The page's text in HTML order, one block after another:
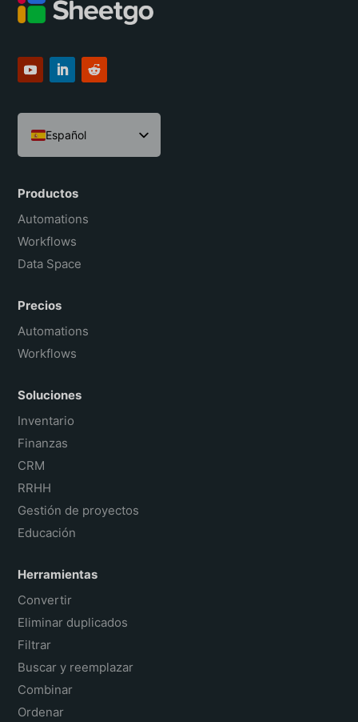
Español
English
Português do Brasil
Français
Productos
Automations
Workflows
Data Space
Precios
Automations
Workflows
Soluciones
Inventario
Finanzas
CRM
RRHH
Gestión de proyectos
Educación
Herramientas
Convertir
Eliminar duplicados
Filtrar
Buscar y reemplazar
Combinar
Ordenar